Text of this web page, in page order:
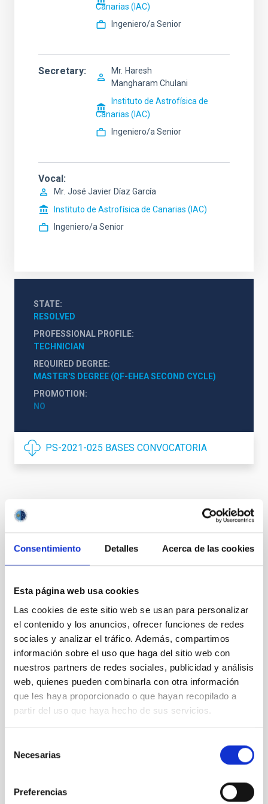
Consentimiento Detalles Acerca de las cookies
Esta página web usa cookies
Las cookies de este sitio web se usan para personalizar
el contenido y los anuncios, ofrecer funciones de redes
sociales y analizar el tráfico. Además, compartimos
información sobre el uso que haga del sitio web con
nuestros partners de redes sociales, publicidad y análisis
web, quienes pueden combinarla con otra información
que les haya proporcionado o que hayan recopilado a
partir del uso que haya hecho de sus servicios.
Necesarias
Preferencias
Canarias (IAC)
Ingeniero/a Senior
Secretary Mr. Haresh
Mangharam Chulani
Instituto de Astrofísica de
Canarias (IAC)
Ingeniero/a Senior
Vocal
Mr. José Javier Díaz García
Instituto de Astrofísica de Canarias (IAC)
Ingeniero/a Senior
STATE
RESOLVED
PROFESSIONAL PROFILE
TECHNICIAN
REQUIRED DEGREE
MASTER'S DEGREE (QF-EHEA SECOND CYCLE)
PROMOTION
NO
PS-2021-025 BASES CONVOCATORIA